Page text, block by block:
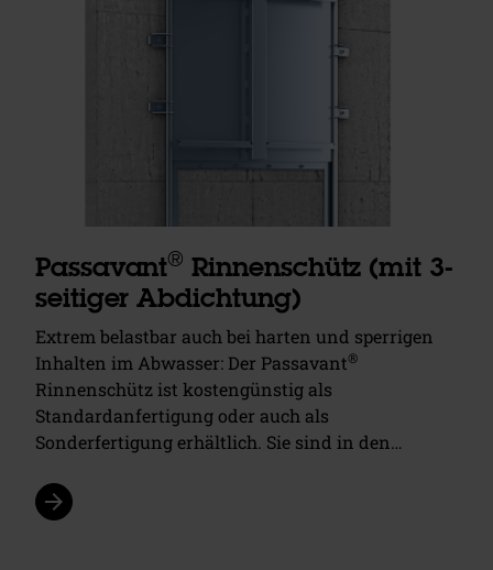
Passavant® Rinnenschütz (mit 3-
seitiger Abdichtung)
Extrem belastbar auch bei harten und sperrigen
Inhalten im Abwasser: Der Passavant®
Rinnenschütz ist kostengünstig als
Standardanfertigung oder auch als
Sonderfertigung erhältlich. Sie sind in den…
arrow_forward